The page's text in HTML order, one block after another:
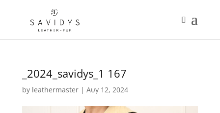
_2024_savidys_1 167
by leathermaster| Αυγ 12, 2024